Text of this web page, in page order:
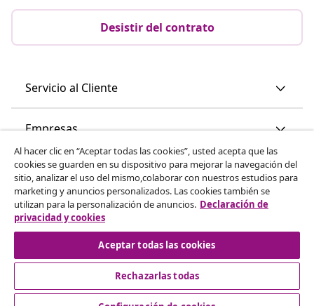
Desistir del contrato
Servicio al Cliente
Empresas
vidaXL
Descubre mas
Al hacer clic en “Aceptar todas las cookies”, usted acepta que las
cookies se guarden en su dispositivo para mejorar la navegación del
sitio, analizar el uso del mismo,colaborar con nuestros estudios para
marketing y anuncios personalizados. Las cookies también se
utilizan para la personalización de anuncios. Declaración de
privacidad y cookies
Aceptar todas las cookies
Rechazarlas todas